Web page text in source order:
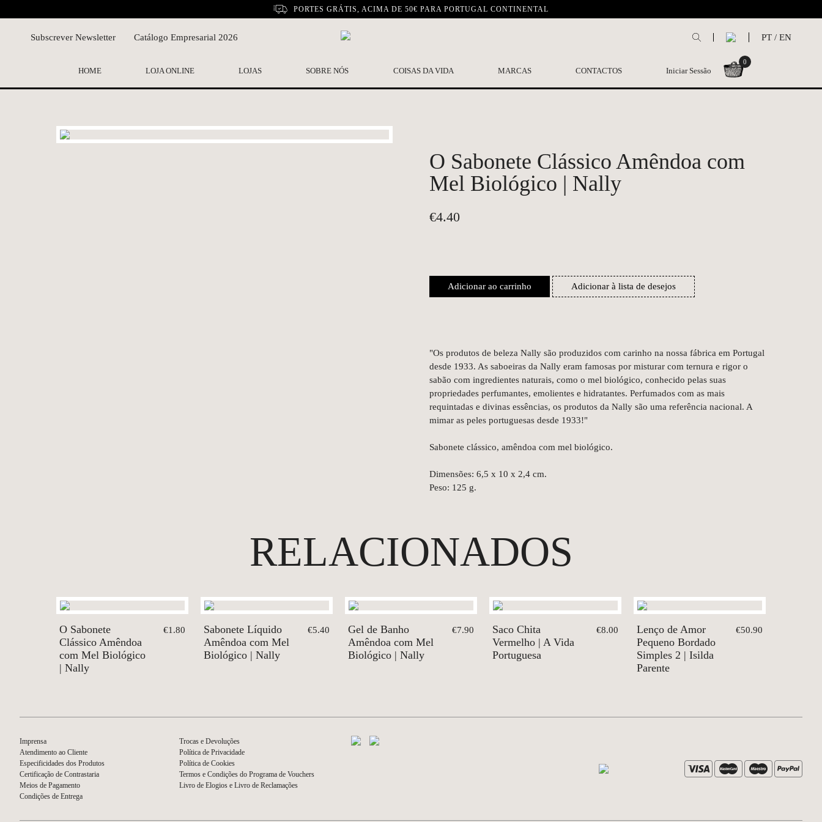
PORTES GRÁTIS, ACIMA DE 50€ PARA PORTUGAL CONTINENTAL
Subscrever Newsletter Catálogo Empresarial 2026 PT / EN
HOME LOJA ONLINE LOJAS SOBRE NÓS COISAS DA VIDA MARCAS CONTACTOS Iniciar Sessão
0
O Sabonete Clássico Amêndoa com
Mel Biológico | Nally
€4.40
Adicionar ao carrinho Adicionar à lista de desejos
"Os produtos de beleza Nally são produzidos com carinho na nossa fábrica em Portugal
desde 1933. As saboeiras da Nally eram famosas por misturar com ternura e rigor o
sabão com ingredientes naturais, como o mel biológico, conhecido pelas suas
propriedades perfumantes, emolientes e hidratantes. Perfumados com as mais
requintadas e divinas essências, os produtos da Nally são uma referência nacional. A
mimar as peles portuguesas desde 1933!"
Sabonete clássico, amêndoa com mel biológico.
Dimensões: 6,5 x 10 x 2,4 cm.
Peso: 125 g.
RELACIONADOS
O Sabonete
Clássico Amêndoa
com Mel Biológico
| Nally
€1.80
Sabonete Líquido
Amêndoa com Mel
Biológico | Nally
€5.40
Gel de Banho
Amêndoa com Mel
Biológico | Nally
€7.90
Saco Chita
Vermelho | A Vida
Portuguesa
€8.00
Lenço de Amor
Pequeno Bordado
Simples 2 | Isilda
Parente
€50.90
Imprensa
Atendimento ao Cliente
Especificidades dos Produtos
Certificação de Contrastaria
Meios de Pagamento
Condições de Entrega
Trocas e Devoluções
Política de Privacidade
Política de Cookies
Termos e Condições do Programa de Vouchers
Livro de Elogios e Livro de Reclamações